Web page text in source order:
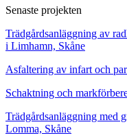
Senaste projekten
Trädgårdsanläggning av
i Limhamn, Skåne
Asfaltering av infart och
Schaktning och
Trädgårdsanläggning med
Lomma, Skåne